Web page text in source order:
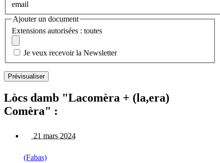
email
Ajouter un document
Extensions autorisées : toutes
Je veux recevoir la Newsletter
Lòcs damb "Lacomèra + (la,era)
Comèra" :
21 mars 2024
(Fabas)